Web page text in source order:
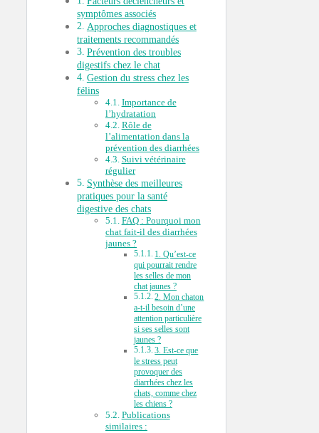
symptômes associés
Approches diagnostiques et
traitements recommandés
Prévention des troubles
digestifs chez le chat
Gestion du stress chez les
félins
Importance de
l’hydratation
Rôle de
l’alimentation dans la
prévention des diarrhées
Suivi vétérinaire
régulier
Synthèse des meilleures
pratiques pour la santé
digestive des chats
FAQ : Pourquoi mon
chat fait-il des diarrhées
jaunes ?
1. Qu’est-ce
qui pourrait rendre
les selles de mon
chat jaunes ?
2. Mon chaton
a-t-il besoin d’une
attention particulière
si ses selles sont
jaunes ?
3. Est-ce que
le stress peut
provoquer des
diarrhées chez les
chats, comme chez
les chiens ?
Publications
similaires :